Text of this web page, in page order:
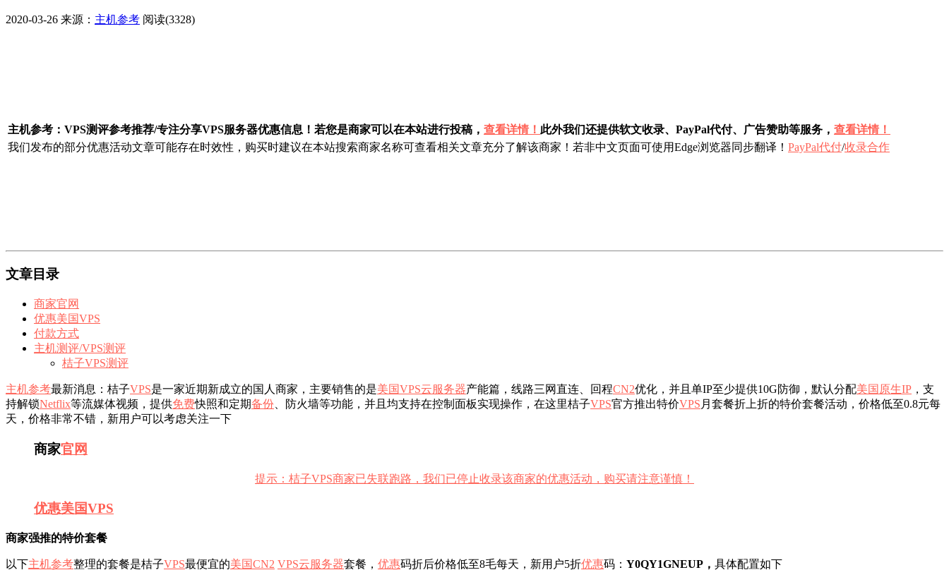
2020-03-26 来源： 主机参考 阅读(3328)
主机参考：VPS测评参考推荐/专注分享VPS服务器优惠信息！若您是商家可以在本站进行投稿， 查看详情！ 此外我们还提供软文收录、PayPal代付、广告赞助等服务， 查看详情！
我们发布的部分优惠活动文章可能存在时效性，购买时建议在本站搜索商家名称可查看相关文章充分了解该商家！若非中文页面可使用Edge浏览器同步翻译！ PayPal代付/收录合作
文章目录
商家官网
优惠美国VPS
付款方式
主机测评/VPS测评
桔子VPS测评
主机参考最新消息：桔子VPS是一家近期新成立的国人商家，主要销售的是美国VPS云服务器产能篇，线路三网直连、回程CN2优化，并且单IP至少提供10G防御，默认分配美国原生IP ，支
持解锁Netflix等流媒体视频，提供免费快照和定期备份 、防火墙等功能，并且均支持在控制面板实现操作，在这里桔子VPS官方推出特价VPS 月套餐折上折的特价套餐活动，价格低至0.8元每
天，价格非常不错，新用户可以考虑关注一下
商家官网
提示：桔子VPS商家已失联跑路，我们已停止收录该商家的优惠活动，购买请注意谨慎！
优惠美国VPS
商家强推的特价套餐
以下主机参考整理的套餐是桔子VPS最便宜的美国CN2 VPS云服务器套餐， 优惠码折后价格低至8毛每天，新用户5折优惠码： Y0QY1GNEUP ， 具体配置如下